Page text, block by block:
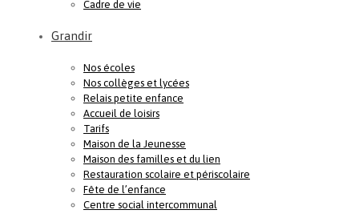
Cadre de vie
Grandir
Nos écoles
Nos collèges et lycées
Relais petite enfance
Accueil de loisirs
Tarifs
Maison de la Jeunesse
Maison des familles et du lien
Restauration scolaire et périscolaire
Fête de l’enfance
Centre social intercommunal